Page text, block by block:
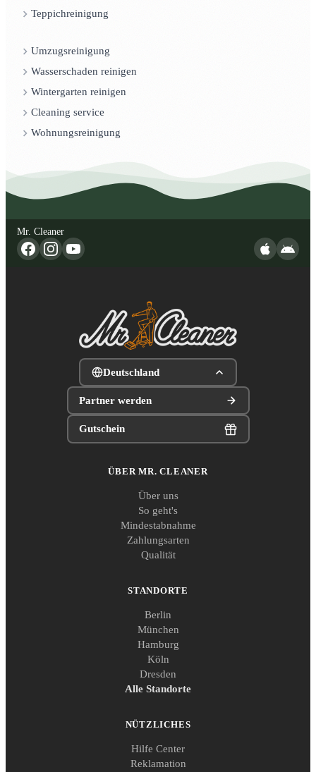
Teppichreinigung
Umzugsreinigung
Wasserschaden reinigen
Wintergarten reinigen
Cleaning service
Wohnungsreinigung
Mr. Cleaner
Deutschland
Partner werden
Gutschein
ÜBER MR. CLEANER
Über uns
So geht's
Mindestabnahme
Zahlungsarten
Qualität
STANDORTE
Berlin
München
Hamburg
Köln
Dresden
Alle Standorte
NÜTZLICHES
Hilfe Center
Reklamation